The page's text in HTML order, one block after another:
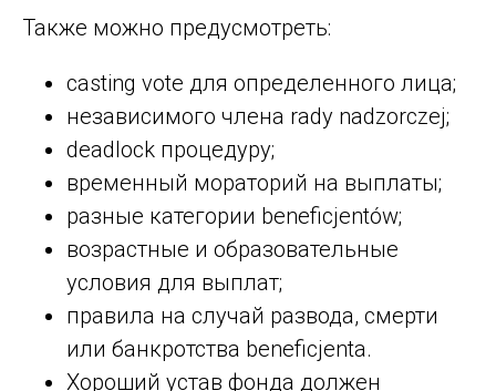
Также можно предусмотреть:
casting vote для определенного лица;
независимого члена rady nadzorczej;
deadlock процедуру;
временный мораторий на выплаты;
разные категории beneficjentów;
возрастные и образовательные
условия для выплат;
правила на случай развода, смерти
или банкротства beneficjenta.
Хороший устав фонда должен